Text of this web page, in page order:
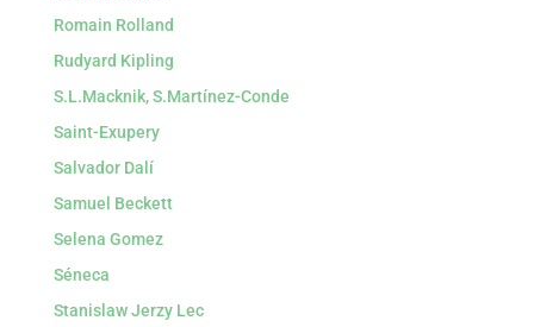
Romain Rolland
Rudyard Kipling
S.L.Macknik, S.Martínez-Conde
Saint-Exupery
Salvador Dalí
Samuel Beckett
Selena Gomez
Séneca
Stanislaw Jerzy Lec